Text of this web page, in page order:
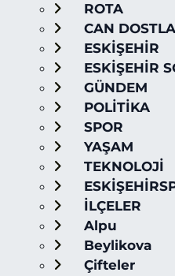
ROTA
CAN
ESKİŞEHİR
ESKİŞEHİR
GÜNDEM
POLİTİKA
SPOR
YAŞAM
TEKNOLOJİ
İLÇELER
Alpu
Beylikova
Çifteler